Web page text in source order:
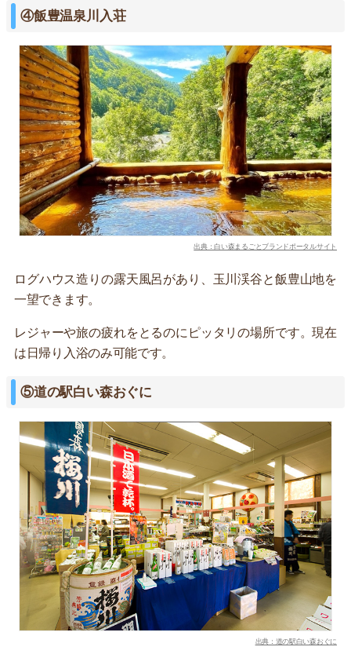
④飯豊温泉川入荘
出典：白い森まるごとブランドポータルサイト
ログハウス造りの露天風呂があり、玉川渓谷と飯豊山地を
一望できます。
レジャーや旅の疲れをとるのにピッタリの場所です。現在
は日帰り入浴のみ可能です。
⑤道の駅白い森おぐに
出典：道の駅白い森おぐに